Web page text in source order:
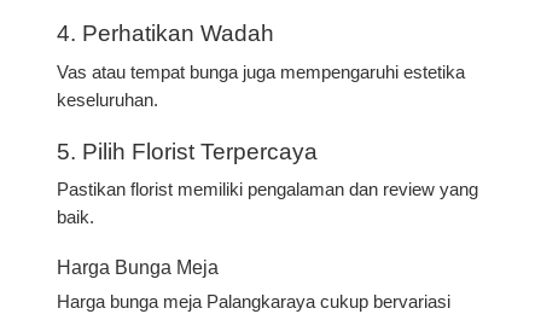
4. Perhatikan Wadah
Vas atau tempat bunga juga mempengaruhi estetika
keseluruhan.
5. Pilih Florist Terpercaya
Pastikan florist memiliki pengalaman dan review yang
baik.
Harga Bunga Meja
Harga bunga meja Palangkaraya cukup bervariasi